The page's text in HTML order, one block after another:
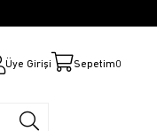
Üye Girişi Sepetim0